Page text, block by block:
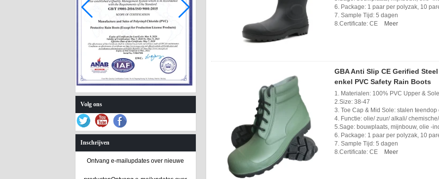
Volg ons
Inschrijven
Ontvang e-mailupdates over nieuwe
6. Package: 1 paar per polyzak, 10
7. Sample Tijd: 5 dagen
8.Certificate: CE
Meer
GBA Anti Slip CE Gerified
enkel PVC Safety Rain Boots
1. Materialen: 100% PVC Upper &
2.Size: 38-47
3. Toe Cap & Mid Sole: stalen
4. Functie: olie/ zuur/ alkali/
5.Sage: bouwplaats, mijnbouw, olie -
6. Package: 1 paar per polyzak, 10
7. Sample Tijd: 5 dagen
8.Certificate: CE
Meer